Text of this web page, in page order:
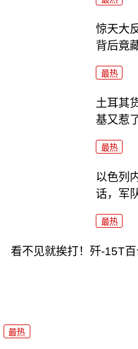
惊天大
背后竟
最热
土耳其
基又惹
最热
以色列
话，军
最热
看不见就挨打！歼-15T
最热